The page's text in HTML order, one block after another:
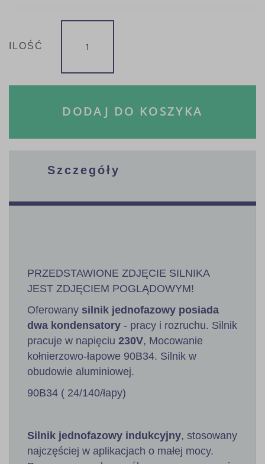
ILOŚĆ
DODAJ DO KOSZYKA
Szczegóły
PRZEDSTAWIONE ZDJĘCIE SILNIKA
JEST ZDJĘCIEM POGLĄDOWYM!
Oferowany silnik jednofazowy posiada
dwa kondensatory - pracy i rozruchu. Silnik
pracuje w napięciu 230V, Mocowanie
kołnierzowo-łapowe 90B34. Silnik w
obudowie aluminiowej.
90B34 ( 24/140/łapy)
Silnik jednofazowy indukcyjny, stosowany
najczęściej w aplikacjach o małej mocy.